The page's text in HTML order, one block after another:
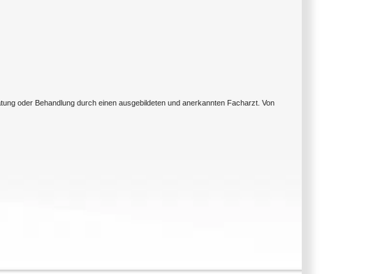
oder Behandlung durch einen ausgebildeten und anerkannten Facharzt. Von